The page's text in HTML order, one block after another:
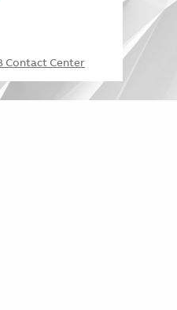
Contact Center